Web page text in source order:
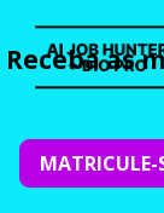
Receba as
MATRICULE-